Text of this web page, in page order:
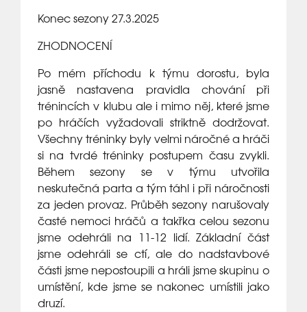
Konec sezony 27.3.2025
ZHODNOCENÍ
Po mém příchodu k týmu dorostu, byla
jasně nastavena pravidla chování při
trénincích v klubu ale i mimo něj, které jsme
po hráčích vyžadovali striktně dodržovat.
Všechny tréninky byly velmi náročné a hráči
si na tvrdé tréninky postupem času zvykli.
Během sezony se v týmu utvořila
neskutečná parta a tým táhl i při náročnosti
za jeden provaz. Průběh sezony narušovaly
časté nemoci hráčů a takřka celou sezonu
jsme odehráli na 11-12 lidí. Základní část
jsme odehráli se ctí, ale do nadstavbové
části jsme nepostoupili a hráli jsme skupinu o
umístění, kde jsme se nakonec umístili jako
druzí.